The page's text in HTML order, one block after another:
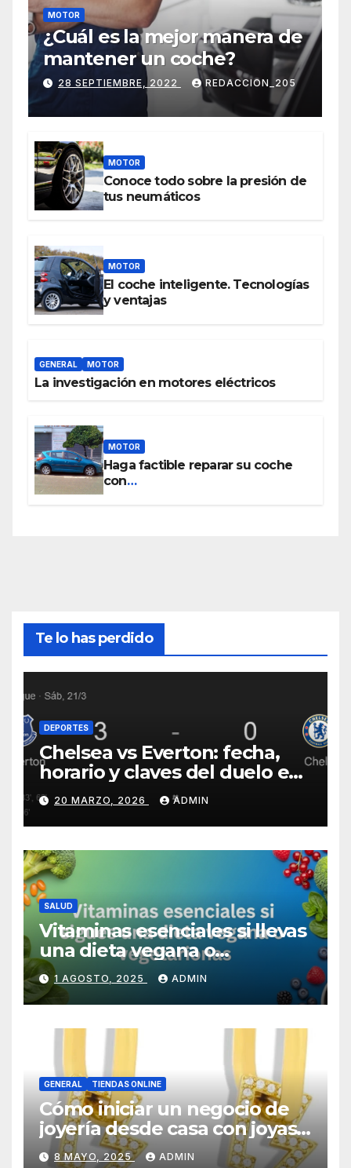
MOTOR
¿Cuál es la mejor manera de
mantener un coche?
28 SEPTIEMBRE, 2022 REDACCION_205
MOTOR
Conoce todo sobre la presión de
tus neumáticos
MOTOR
El coche inteligente. Tecnologías
y ventajas
GENERAL MOTOR
La investigación en motores eléctricos
MOTOR
Haga factible reparar su coche
con
Te lo has perdido
DEPORTES
Chelsea vs Everton: fecha,
horario y claves del duelo en
Stamford Bridge
20 MARZO, 2026 ADMIN
SALUD
Vitaminas esenciales si llevas
una dieta vegana o
vegetariana
1 AGOSTO, 2025 ADMIN
GENERAL TIENDAS ONLINE
Cómo iniciar un negocio de
joyería desde casa con joyas
por mayor
8 MAYO, 2025 ADMIN